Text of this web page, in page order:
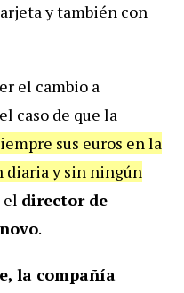
y también con
el cambio a
caso de que la
sus euros en la
diaria y sin ningún
el director de
.
la compañía